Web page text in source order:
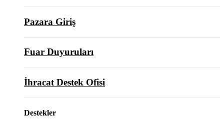
Pazara Giriş
Fuar Duyuruları
İhracat Destek Ofisi
Destekler